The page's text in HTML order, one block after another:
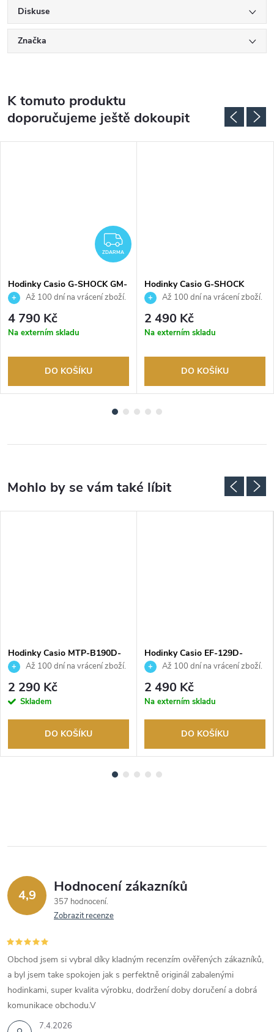
Diskuse
Značka
K tomuto produktu
doporučujeme ještě dokoupit
ZDARMA
ZDARMA
Hodinky Casio G-SHOCK GM-
S2110-1A7ER
Až 100 dní na vrácení zboží.
Autorizovaný prodejce.
4 790 Kč
Na externím skladu
DO KOŠÍKU
Hodinky Casio G-SHOCK
GMA-P2100SA-1A2ER
Až 100 dní na vrácení zboží.
Autorizovaný prodejce.
2 490 Kč
Na externím skladu
DO KOŠÍKU
Hodinky Casio MTP-B190D-
1BVEFAž 100 dní na vrácení zboží.
Autorizovaný prodejce.
2 290 Kč
Skladem
DO KOŠÍKU
Hodinky Casio EF-129D-
2AVEFAž 100 dní na vrácení zboží.
Autorizovaný prodejce.
2 490 Kč
Na externím skladu
DO KOŠÍKU
4,9 Hodnocení zákazníků
357 hodnocení
Zobrazit recenze
7.4.2026
Obchod jsem si vybral díky kladným recenzím ověřených zákazníků,
a byl jsem take spokojen jak s perfektně originál zabalenými
hodinkami, super kvalita výrobku, dodržení doby doručení a dobrá
komunikace obchodu.V